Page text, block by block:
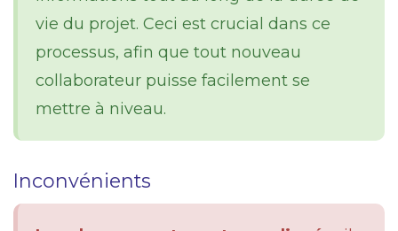
vie du projet. Ceci est crucial dans ce
processus, afin que tout nouveau
collaborateur puisse facilement se
mettre à niveau.
Inconvénients